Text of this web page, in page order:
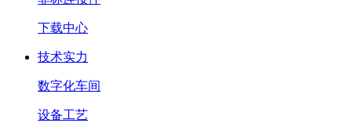
下载中心
技术实力
数字化车间
设备工艺